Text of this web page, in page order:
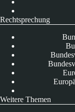
Rechtsprechung
Weitere Themen